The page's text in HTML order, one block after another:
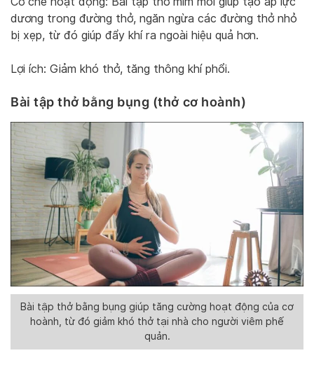
dương trong đường thở, ngăn ngừa các đường thở nhỏ
bị xẹp, từ đó giúp đẩy khí ra ngoài hiệu quả hơn.
Lợi ích: Giảm khó thở, tăng thông khí phổi.
Bài tập thở bằng bụng (thở cơ hoành)
Bài tập thở bằng bụng giúp tăng cường hoạt động của cơ
hoành, từ đó giảm khó thở tại nhà cho người viêm phế
quản.